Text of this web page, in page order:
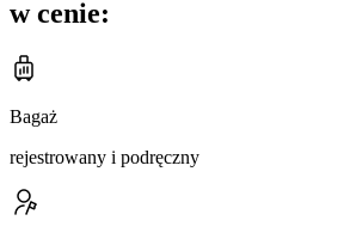
w cenie:
Bagaż
rejestrowany i podręczny